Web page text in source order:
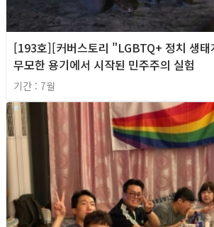
[193호][커버스토리 "LGBTQ+ 정치 생
무모한 용기에서 시작된 민주주의 실험
기간 : 7월